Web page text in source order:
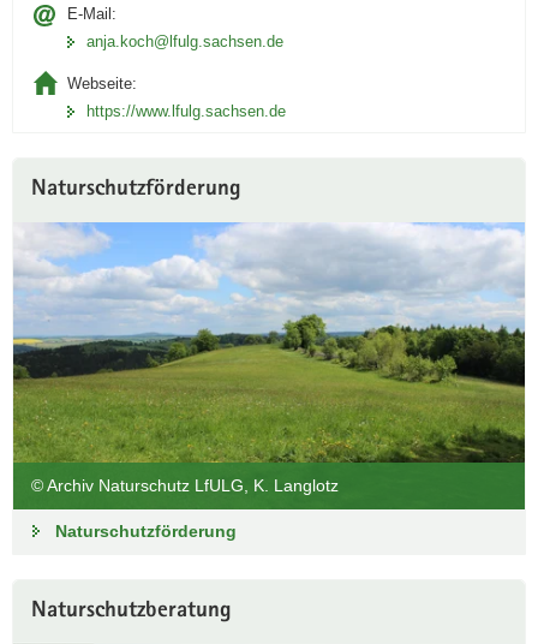
E-Mail:
anja.koch@lfulg.sachsen.de
Webseite:
https://www.lfulg.sachsen.de
Naturschutzförderung
© Archiv Naturschutz LfULG, K. Langlotz
Naturschutzförderung
Naturschutzberatung